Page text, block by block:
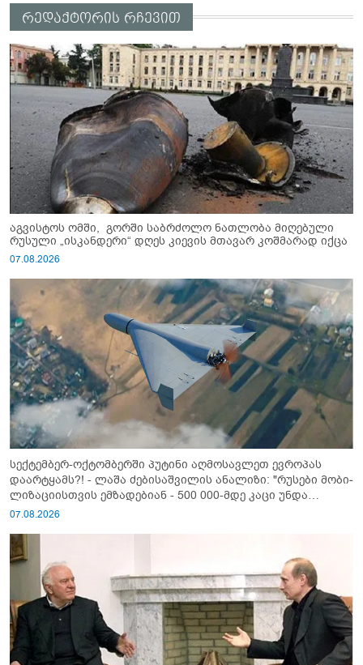
რედაქტორის რჩევით
აგვისტოს ომში, გორში საბრძოლო ნათლობა მიღებული
რუსული „ისკანდერი“ დღეს კიევის მთავარ კოშმარად იქცა
07.08.2026
სექტემბერ-ოქტომბერში პუტინი აღმოსავლეთ ევროპას
დაარტყამს?! - ლაშა ძებისაშვილის ანალიზი: "რუსები მობი­
ლიზაციისთვის ემზადებიან - 500 000-მდე კაცი უნდა
გაიწვიონ ომში"
07.08.2026